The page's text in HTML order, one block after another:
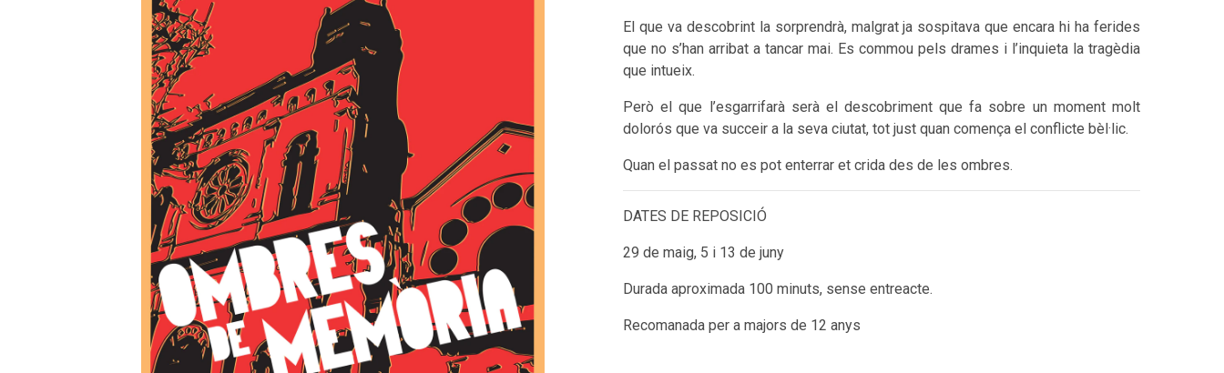
El que va descobrint la sorprendrà, malgrat ja sospitava que encara hi ha ferides
que no s’han arribat a tancar mai. Es commou pels drames i l’inquieta la tragèdia
que intueix.
Però el que l’esgarrifarà serà el descobriment que fa sobre un moment molt
dolorós que va succeir a la seva ciutat, tot just quan comença el conflicte bèl·lic.
Quan el passat no es pot enterrar et crida des de les ombres.
DATES DE REPOSICIÓ
29 de maig, 5 i 13 de juny
Durada aproximada 100 minuts, sense entreacte.
Recomanada per a majors de 12 anys